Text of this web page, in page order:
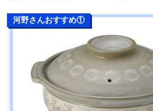
楽天市場で見る
【筆者おすすめ】
長谷園 かまどさん
四合炊き ACT-04
【筆者おすすめ】
キントー(KINTO)
KAKOMI IH土鍋
2.5L
IHやオー
さまざまな
対応
Amazonで見る
【筆者おすすめ】
ミヤザキ食器
M.STYLE Karl(カ
家庭で気
る軽い土鍋
河野さんおすすめ①